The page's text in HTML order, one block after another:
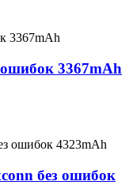
3367mAh
без ошибок